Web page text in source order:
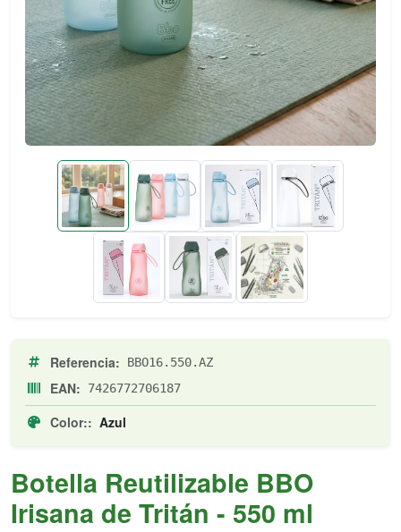
Referencia: BBO16.550.AZ
EAN: 7426772706187
Color:: Azul
Botella Reutilizable BBO
Irisana de Tritán - 550 ml